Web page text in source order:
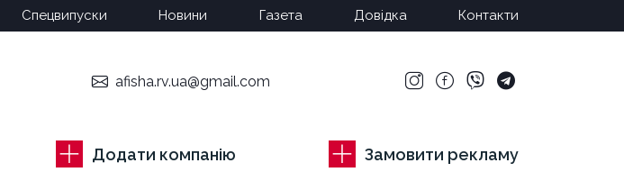
Спецвипуски Новини Газета Довідка Контакти
afisha.rv.ua@gmail.com
Додати компанію Замовити рекламу